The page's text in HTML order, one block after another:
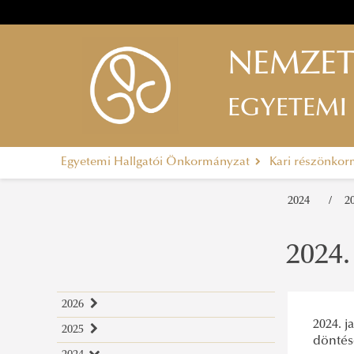
Egyetemi Hallgatói Önkormányzat Kari
2024
2026
2026. január
2025
2024.